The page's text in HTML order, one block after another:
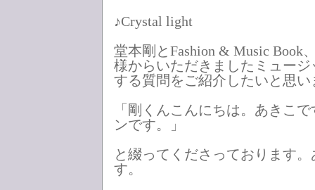
♪Crystal light
堂本剛とFashion & Music Book
様からいただきましたミュー
する質問をご紹介したいと思い
「剛くんこんにちは。あきこ
ンです。」
と綴ってくださっております
す。